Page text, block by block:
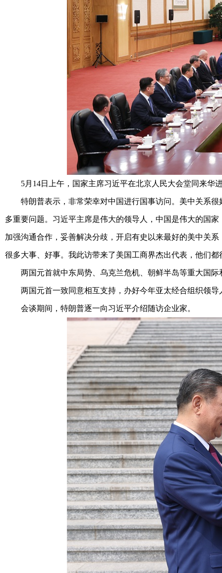
5月14日上午，国家主席习近平在北京人民大会堂同来华
特朗普表示，非常荣幸对中国进行国事访问。美中关系很
多重要问题。习近平主席是伟大的领导人，中国是伟大的国
加强沟通合作，妥善解决分歧，开启有史以来最好的美中关
很多大事、好事。我此访带来了美国工商界杰出代表，他们
两国元首就中东局势、乌克兰危机、朝鲜半岛等重大国际
两国元首一致同意相互支持，办好今年亚太经合组织领导
会谈期间，特朗普逐一向习近平介绍随访企业家。